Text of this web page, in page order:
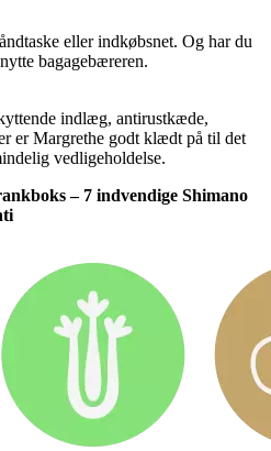
eller indkøbsnet. Og har du
bagagebæreren.
indlæg, antirustkæde,
er Margrethe godt klædt på til det
vedligeholdelse.
– 7 indvendige Shimano